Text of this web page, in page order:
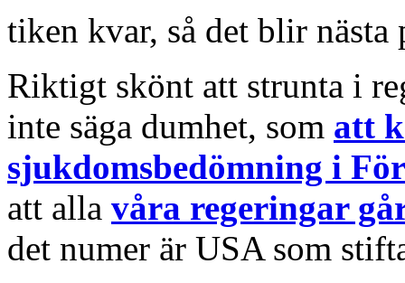
tiken kvar, så det blir
Riktigt skönt att strunta i
inte säga dumhet, som att
sjukdomsbedömning i
att alla våra regeringar
det numer är USA som